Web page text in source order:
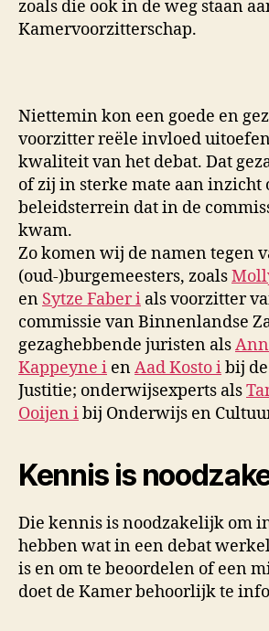
zoals die ook in de weg staan
Kamervoorzitterschap.
Niettemin kon een goede en
voorzitter reële invloed
kwaliteit van het debat. Dat
of zij in sterke mate aan inzicht
beleidsterrein dat in de
kwam.
Zo komen wij de namen tegen
(oud-)burgemeesters, zoals
en Sytze Faberi als voorzitter
commissie van Binnenlandse
gezaghebbende juristen als
Kappeyne i enAad Kostoibij
Justitie; onderwijsexperts als
Ooijen ibij Onderwijs en
Kennis is
Die kennis is noodzakelijk om
hebben wat in een debat
is en om te beoordelen of een
doet de Kamer behoorlijk te